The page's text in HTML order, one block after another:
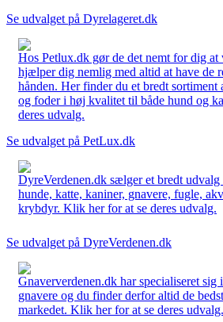
Se udvalget på Dyrelageret.dk
Hos Petlux.dk gør de det nemt for dig
hjælper dig nemlig med altid at have de
hånden. Her finder du et bredt sortiment
og foder i høj kvalitet til både hund og
deres udvalg.
Se udvalget på PetLux.dk
DyreVerdenen.dk sælger et bredt
hunde, katte, kaniner, gnavere, fugle,
krybdyr. Klik her for at se deres udvalg.
Se udvalget på DyreVerdenen.dk
Gnaververdenen.dk har specialiseret
gnavere og du finder derfor altid de
markedet. Klik her for at se deres udvalg.